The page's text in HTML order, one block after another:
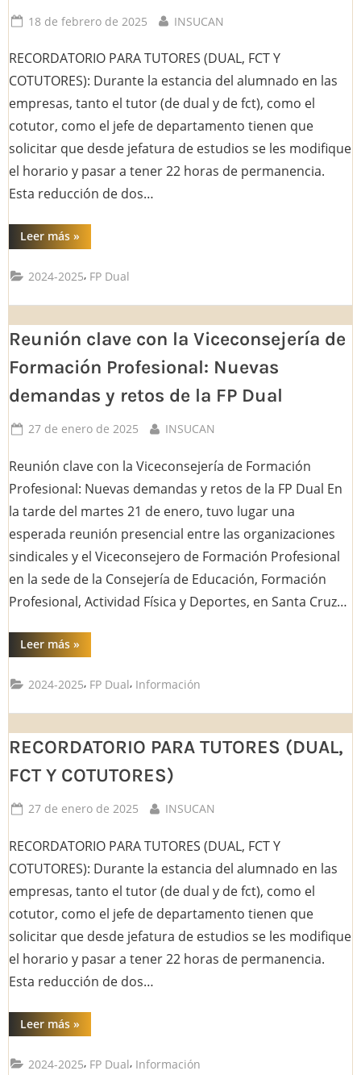
el
próximo
Posted
18 de febrero de 2025 By
INSUCAN
RECORDATORIO PARA TUTORES (DUAL, FCT Y
COTUTORES): Durante la estancia del alumnado en las
empresas, tanto el tutor (de dual y de fct), como el
cotutor, como el jefe de departamento tienen que
solicitar que desde jefatura de estudios se les modifique
el horario y pasar a tener 22 horas de permanencia.
Esta reducción de dos…
Leer más“RECORDATORIO
PARA
(DUAL,
FCT
COTUTORES)”
»
2024-2025, FP Dual
Reunión clave con la Viceconsejería de
Formación Profesional: Nuevas
demandas y retos de la FP Dual
Posted
27 de enero de 2025 By
INSUCAN
Reunión clave con la Viceconsejería de Formación
Profesional: Nuevas demandas y retos de la FP Dual En
la tarde del martes 21 de enero, tuvo lugar una
esperada reunión presencial entre las organizaciones
sindicales y el Viceconsejero de Formación Profesional
en la sede de la Consejería de Educación, Formación
Profesional, Actividad Física y Deportes, en Santa Cruz…
Leer más“Reunión
clave
la
Viceconsejería
Formación
Nuevas
demandas
y
retos
de
Dual”
»
2024-2025, FP Dual, Información
RECORDATORIO PARA TUTORES (DUAL,
FCT Y COTUTORES)
Posted
27 de enero de 2025 By
INSUCAN
RECORDATORIO PARA TUTORES (DUAL, FCT Y
COTUTORES): Durante la estancia del alumnado en las
empresas, tanto el tutor (de dual y de fct), como el
cotutor, como el jefe de departamento tienen que
solicitar que desde jefatura de estudios se les modifique
el horario y pasar a tener 22 horas de permanencia.
Esta reducción de dos…
Leer más“RECORDATORIO
PARA
FCT
»
2024-2025, FP Dual, Información